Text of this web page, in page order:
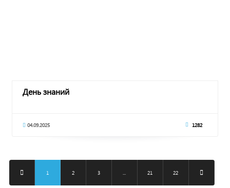
День знаний
04.09.2025 1282
1 2 3 21 22